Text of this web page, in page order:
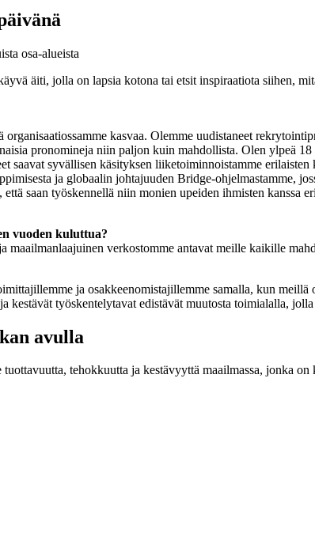
osa-alueista
äiti, jolla on lapsia kotona tai etsit inspiraatiota siihen,
kasvaa. Olemme uudistaneet
pronomineja niin paljon kuin mahdollista. Olen ylpeä
saavat syvällisen käsityksen liiketoiminnoistamme
ja globaalin johtajuuden Bridge-ohjelmastamme,
saan työskennellä niin monien upeiden ihmisten kanssa
vuoden kuluttua?
verkostomme antavat meille kaikille
ja osakkeenomistajillemme samalla, kun
kestävät työskentelytavat edistävät muutosta toimialalla,
avulla
tehokkuutta ja kestävyyttä maailmassa, jonka